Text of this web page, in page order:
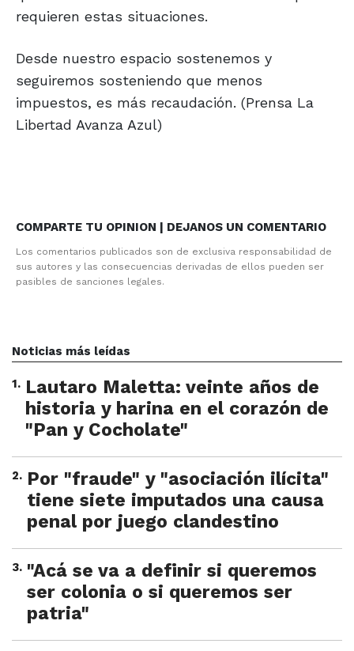
requieren estas situaciones.
Desde nuestro espacio sostenemos y
seguiremos sosteniendo que menos
impuestos, es más recaudación. (Prensa La
Libertad Avanza Azul)
COMPARTE TU OPINION | DEJANOS UN COMENTARIO
Los comentarios publicados son de exclusiva responsabilidad de
sus autores y las consecuencias derivadas de ellos pueden ser
pasibles de sanciones legales.
Noticias más leídas
1. Lautaro Maletta: veinte años de
historia y harina en el corazón de
"Pan y Cocholate"
2. Por "fraude" y "asociación ilícita"
tiene siete imputados una causa
penal por juego clandestino
3. "Acá se va a definir si queremos
ser colonia o si queremos ser
patria"